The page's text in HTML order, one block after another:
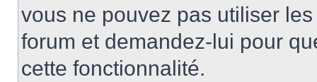
vous ne pouvez pas utiliser
forum et demandez-lui pour
cette fonctionnalité.